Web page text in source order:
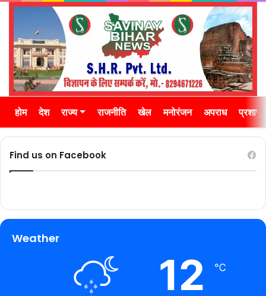
होम देश राज्य राजनीति खेल मनोरंजन अपराध
Find us on Facebook
Weather
12 ℃